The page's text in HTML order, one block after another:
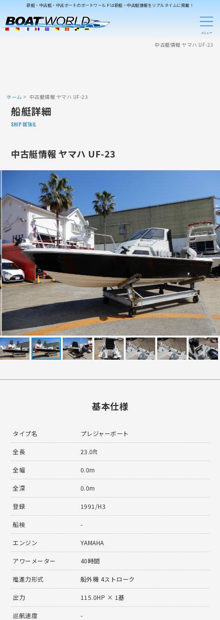
新艇・中古艇・中古ボートのボートワールドは新艇・中古艇情報をリアルタイムに掲載！
中古艇情報 ヤマハ UF-23
ホーム 中古艇情報 ヤマハ UF-23
船艇詳細
SHIP DETAIL
中古艇情報 ヤマハ UF-23
基本仕様
タイプ名 プレジャーボート
全長 23.0ft
全幅 0.0m
全深 0.0m
登録 1991/H3
船検 -
エンジン YAMAHA
アワーメーター 40時間
推進力形式 船外機 4ストローク
出力 115.0HP × 1基
巡航速度 -